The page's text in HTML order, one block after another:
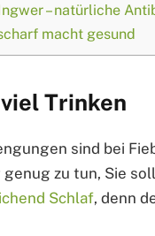
– natürliche
macht gesund
Trinken
sind bei
zu tun, Sie
Schlaf, denn